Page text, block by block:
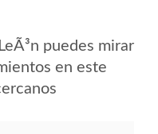
puedes mirar
en este